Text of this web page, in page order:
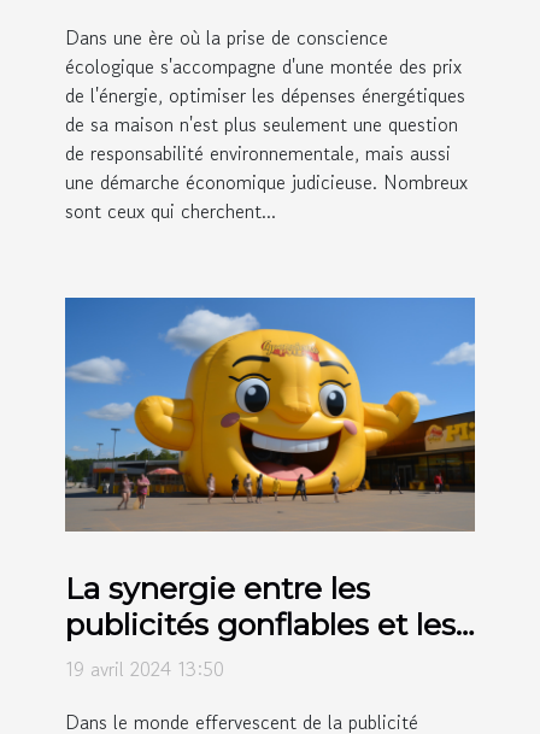
économique
Dans une ère où la prise de conscience
écologique s'accompagne d'une montée des prix
de l'énergie, optimiser les dépenses énergétiques
de sa maison n'est plus seulement une question
de responsabilité environnementale, mais aussi
une démarche économique judicieuse. Nombreux
sont ceux qui cherchent...
La synergie entre les
publicités gonflables et les
autres formes de publicité
19 avril 2024 13:50
Dans le monde effervescent de la publicité